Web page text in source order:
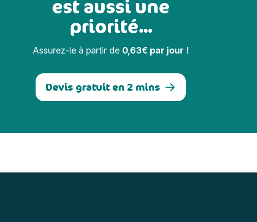
est aussi une
priorité...
Assurez-le à partir de 0,63€ par jour !
Devis gratuit en 2 mins